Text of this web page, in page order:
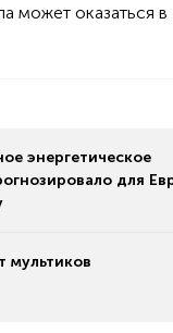
может оказаться в
энергетическое
для
мультиков